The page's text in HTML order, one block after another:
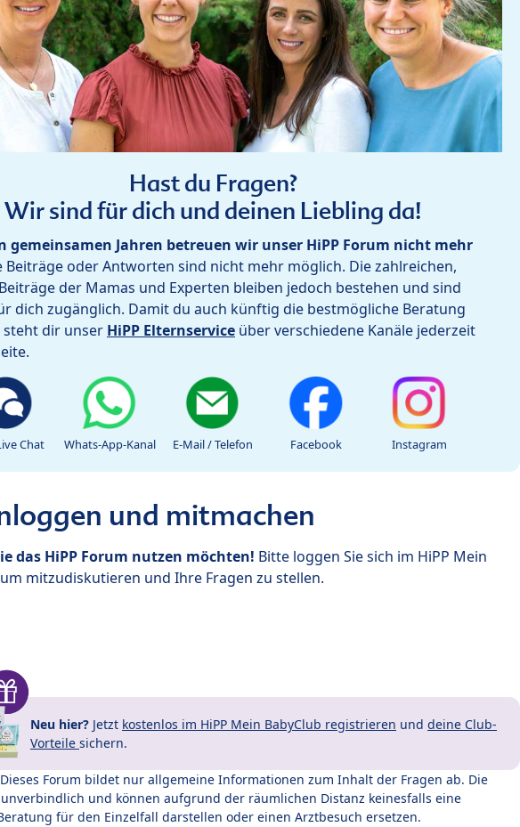
Hast du Fragen?
Wir sind für dich und deinen Liebling da!
gemeinsamen Jahren betreuen wir unser HiPP Forum nicht mehr
Beiträge oder Antworten sind nicht mehr möglich. Die zahlreichen,
der Mamas und Experten bleiben jedoch bestehen und sind
dich zugänglich. Damit du auch künftig die bestmögliche Beratung
dir unser HiPP Elternservice über verschiedene Kanäle jederzeit
Chat Whats-App-Kanal E-Mail / Telefon Facebook Instagram
und mitmachen
das HiPP Forum nutzen möchten! Bitte loggen Sie sich im HiPP Mein
mitzudiskutieren und Ihre Fragen zu stellen.
Neu hier? Jetzt kostenlos im HiPP Mein BabyClub registrieren und deine Club-
Vorteile sichern.
Forum bildet nur allgemeine Informationen zum Inhalt der Fragen ab. Die
und können aufgrund der räumlichen Distanz keinesfalls eine
für den Einzelfall darstellen oder einen Arztbesuch ersetzen.